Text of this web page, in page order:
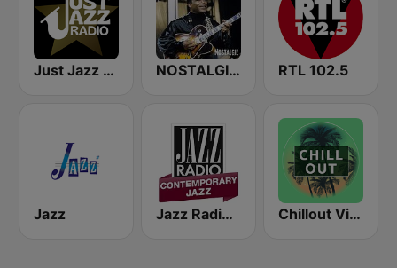
Just Jazz Radio - Smooth Jazz NOSTALGIE JAZZ RTL 102.5
Jazz Jazz Radio Contemporary Jazz Chillout Vibes